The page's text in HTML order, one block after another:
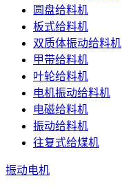
圆盘给料机
板式给料机
双质体振动给料机
甲带给料机
叶轮给料机
电机振动给料机
电磁给料机
振动给料机
往复式给煤机
振动电机